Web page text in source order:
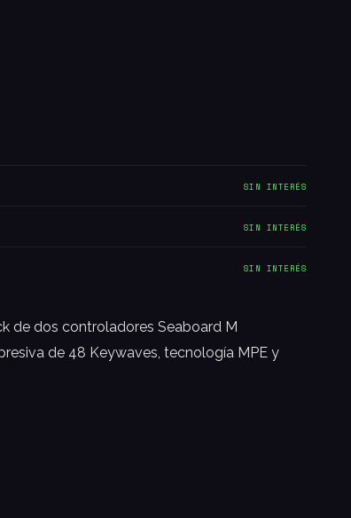
SIN INTERÉS
SIN INTERÉS
SIN INTERÉS
de dos controladores Seaboard M
de 48 Keywaves, tecnología MPE y